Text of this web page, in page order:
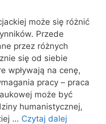
może się różnić
Przede
przez różnych
się od siebie
wpływają na cenę,
pracy – praca
może być
humanistycznej,
… Czytaj dalej